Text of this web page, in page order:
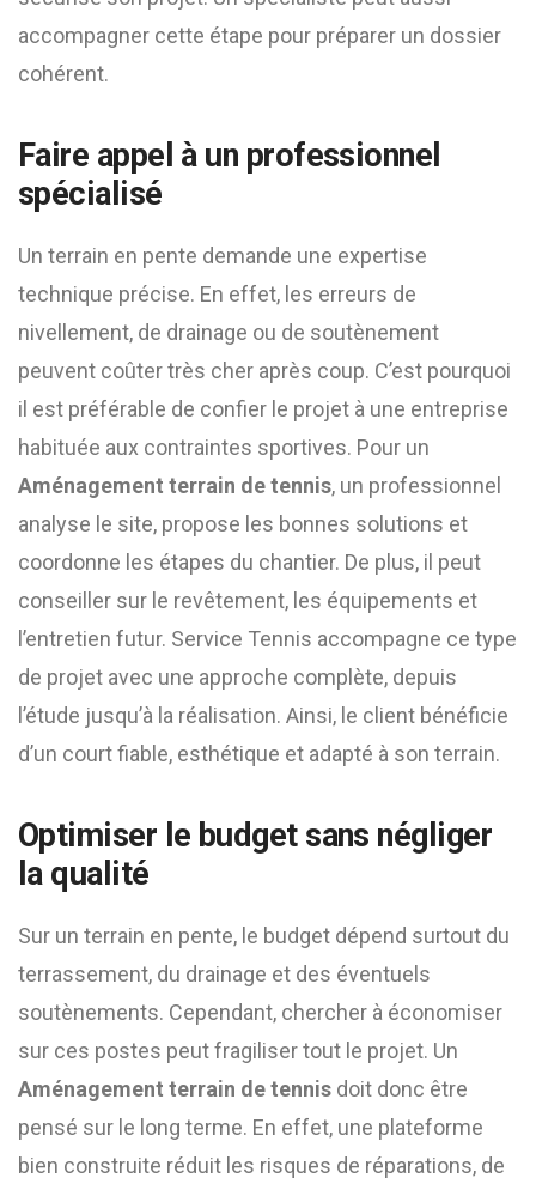
accompagner cette étape pour préparer un dossier
cohérent.
Faire appel à un professionnel
spécialisé
Un terrain en pente demande une expertise
technique précise. En effet, les erreurs de
nivellement, de drainage ou de soutènement
peuvent coûter très cher après coup. C’est pourquoi
il est préférable de confier le projet à une entreprise
habituée aux contraintes sportives. Pour un
Aménagement terrain de tennis, un professionnel
analyse le site, propose les bonnes solutions et
coordonne les étapes du chantier. De plus, il peut
conseiller sur le revêtement, les équipements et
l’entretien futur. Service Tennis accompagne ce type
de projet avec une approche complète, depuis
l’étude jusqu’à la réalisation. Ainsi, le client bénéficie
d’un court fiable, esthétique et adapté à son terrain.
Optimiser le budget sans négliger
la qualité
Sur un terrain en pente, le budget dépend surtout du
terrassement, du drainage et des éventuels
soutènements. Cependant, chercher à économiser
sur ces postes peut fragiliser tout le projet. Un
Aménagement terrain de tennis doit donc être
pensé sur le long terme. En effet, une plateforme
bien construite réduit les risques de réparations, de